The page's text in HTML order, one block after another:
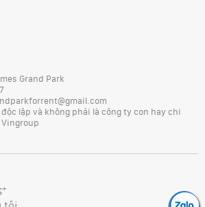
Grand Park
lập và không phải là công ty con hay chi
+